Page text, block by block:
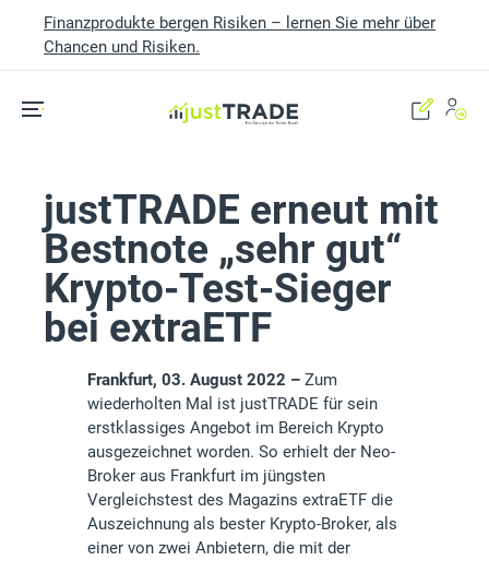
Finanzprodukte bergen Risiken – lernen Sie mehr über
Chancen und Risiken.
justTRADE erneut mit
Bestnote „sehr gut“
Krypto-Test-Sieger
bei extraETF
Frankfurt, 03. August 2022 – Zum
wiederholten Mal ist justTRADE für sein
erstklassiges Angebot im Bereich Krypto
ausgezeichnet worden. So erhielt der Neo-
Broker aus Frankfurt im jüngsten
Vergleichstest des Magazins extraETF die
Auszeichnung als bester Krypto-Broker, als
einer von zwei Anbietern, die mit der